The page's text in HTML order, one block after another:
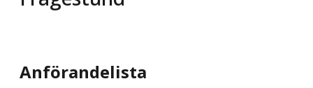
Anförandelista